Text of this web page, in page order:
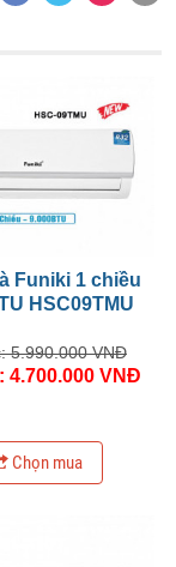
Funiki 1 chiều
HSC09TMU
5.990.000 VNĐ
4.700.000 VNĐ
Chọn mua